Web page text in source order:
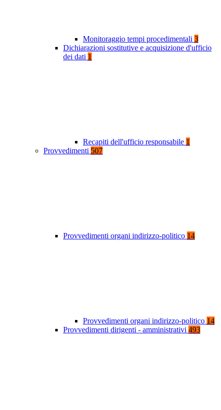
Monitoraggio tempi procedimentali 3
Dichiarazioni sostitutive e acquisizione d'ufficio
dei dati 1
Recapiti dell'ufficio responsabile 1
Provvedimenti 507
Provvedimenti organi indirizzo-politico 14
Provvedimenti organi indirizzo-politico 14
Provvedimenti dirigenti - amministrativi 493